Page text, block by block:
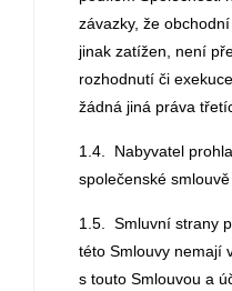
závazky, že
jinak zatížen, není
rozhodnutí či
žádná jiná práva
1.4. Nabyvatel
společenské smlouvě
1.5. Smluvní strany
této Smlouvy nemají
s touto Smlouvou a